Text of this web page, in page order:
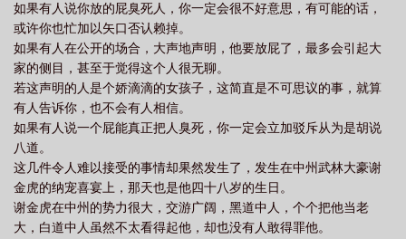
河所有插曲 情剑山河周嘉敏扮演者 情剑山河插曲林花谢了 情剑山河 电视
剧 情剑山河主题曲视频 情剑山河电视剧42集 情剑山河李煜最爱谁 情
剑山河李煜 情剑山河分集剧情介绍 情剑山河主题曲李翊君
后 情剑山河插曲胭脂泪 情剑山河窅娘跳舞 情剑山河片尾曲人生长恨水长
东 情剑山河所有歌曲 情剑山河李煜扮演者 情剑山河歌曲 情剑山河百
科
山河 歌曲 情剑山河配乐歌曲爱不释手 情剑山河分集介绍 情剑山河剧情简
介 情剑山河京娘结局 情剑山河哪一年拍的 情剑山河全部演员表名单
剑山河大周后 情剑山河剧情分集介绍 情剑山河片头曲 情剑山河赵光义扮演
如果有人说你放的屁臭死人，你一定会很不好意思，有可能的话，
或许你也忙加以矢口否认赖掉。
如果有人在公开的场合，大声地声明，他要放屁了，最多会引起大
家的侧目，甚至于觉得这个人很无聊。
若这声明的人是个娇滴滴的女孩子，这简直是不可思议的事，就算
有人告诉你，也不会有人相信。
如果有人说一个屁能真正把人臭死，你一定会立加驳斥从为是胡说
八道。
这几件令人难以接受的事情却果然发生了，发生在中州武林大豪谢
金虎的纳宠喜宴上，那天也是他四十八岁的生日。
谢金虎在中州的势力很大，交游广阔，黑道中人，个个把他当老
大，白道中人虽然不太看得起他，却也没有人敢得罪他。